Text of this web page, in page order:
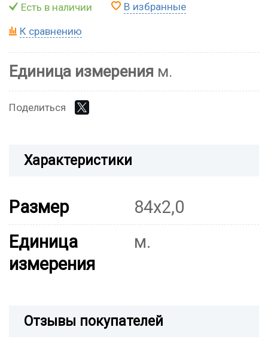
Есть в наличии В избранные
К сравнению
Единица измерения м.
Поделиться
Характеристики
Размер
84х2,0
Единица
измерения
м.
Отзывы покупателей